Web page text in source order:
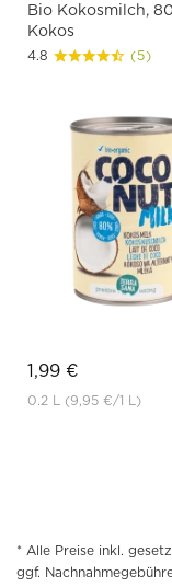
Bio Kokosmilch,
Kokos
4.8 (5)
1,99 €
0.2 L (9,95 €/1 L)
* Alle Preise inkl.
ggf.